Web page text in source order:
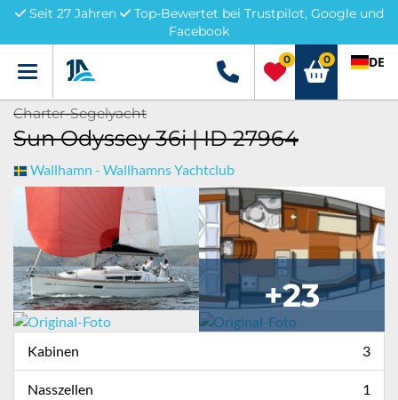
Seit 27 Jahren
Top-Bewertet bei Trustpilot, Google und
Facebook
Menü +49 5741 3222690
0 0 DE
Charter-Segelyacht
Sun Odyssey 36i | ID 27964
Wallhamn - Wallhamns Yachtclub
+23
Kabinen 3
Nasszellen 1